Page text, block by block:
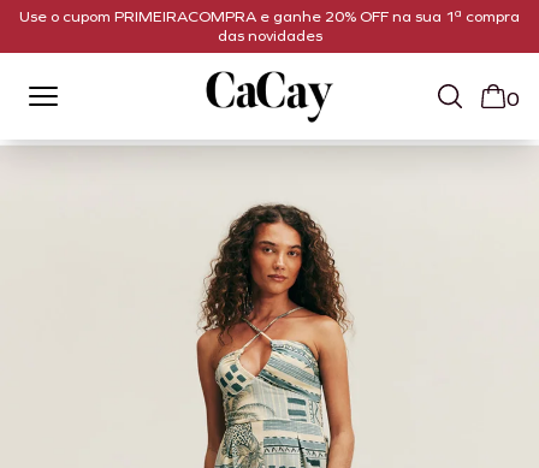
Use o cupom PRIMEIRACOMPRA e ganhe 20% OFF na sua 1ª compra
das novidades
0